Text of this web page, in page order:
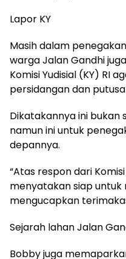
Lapor KY
Masih dalam
warga Jalan Gandhi
Komisi Yudisial (KY) RI
persidangan dan
Dikatakannya ini bukan
namun ini untuk
depannya.
“Atas respon dari Komisi
menyatakan siap untuk
mengucapkan
Sejarah lahan Jalan
Bobby juga